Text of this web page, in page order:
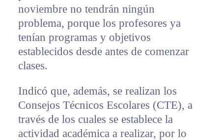
noviembre no tendrán ningún
problema, porque los profesores ya
tenían programas y objetivos
establecidos desde antes de comenzar
clases.
Indicó que, además, se realizan los
Consejos Técnicos Escolares (CTE), a
través de los cuales se establece la
actividad académica a realizar, por lo